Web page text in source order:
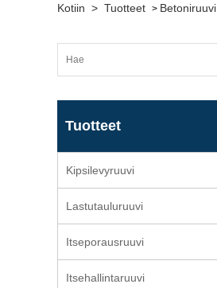
Kotiin > Tuotteet > Betoniruuvi
Tuotteet
Kipsilevyruuvi
Lastutauluruuvi
Itseporausruuvi
Itsehallintaruuvi